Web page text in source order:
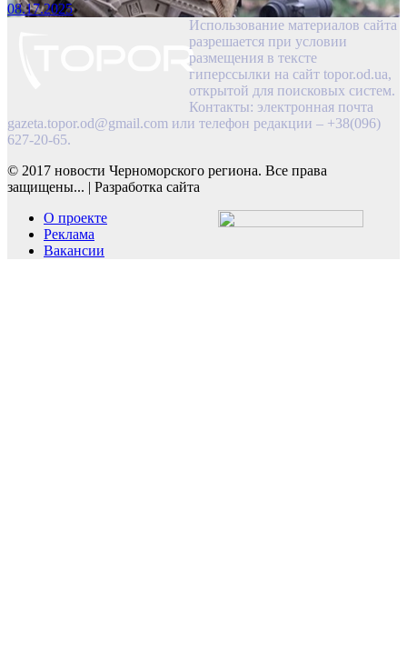
08.17.2025
Использование материалов сайта
разрешается при условии
размещения в тексте
гиперссылки на сайт topor.od.ua,
открытой для поисковых систем.
Контакты: электронная почта
gazeta.topor.od@gmail.com или телефон редакции – +38(096)
627-20-65.
© 2017 новости Черноморского региона. Все права
защищены... | Разработка сайта
О проекте
Реклама
Вакансии